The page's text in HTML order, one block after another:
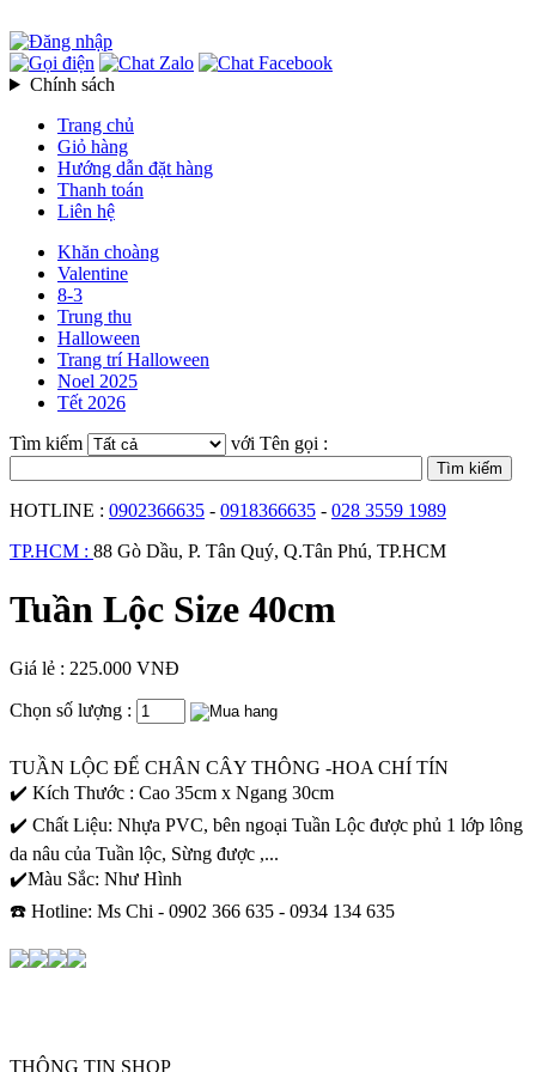
Chính sách
Trang chủ
Giỏ hàng
Hướng dẫn đặt hàng
Thanh toán
Liên hệ
Khăn choàng
Valentine
8-3
Trung thu
Halloween
Trang trí Halloween
Noel 2025
Tết 2026
Tìm kiếm
với Tên gọi :
HOTLINE : 0902366635 - 0918366635 - 028 3559 1989
TP.HCM : 88 Gò Dầu, P. Tân Quý, Q.Tân Phú, TP.HCM
Tuần Lộc Size 40cm
Giá lẻ : 225.000 VNĐ
Chọn số lượng :
TUẦN LỘC ĐỂ CHÂN CÂY THÔNG -HOA CHÍ TÍN
✔️ Kích Thước : Cao 35cm x Ngang 30cm
✔️ Chất Liệu: Nhựa PVC, bên ngoại Tuần Lộc được phủ 1 lớp lông
da nâu của Tuần lộc, Sừng được ,...
✔️Màu Sắc: Như Hình
☎️ Hotline: Ms Chi - 0902 366 635 - 0934 134 635
THÔNG TIN SHOP